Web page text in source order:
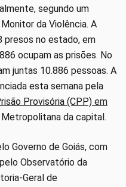
segundo um
da Violência. A
presos no estado, em
ocupam as prisões. No
juntas 10.886 pessoas. A
esta semana pela
Provisória (CPP) em
Metropolitana da capital.
Governo de Goiás, com
Observatório da
Geral de